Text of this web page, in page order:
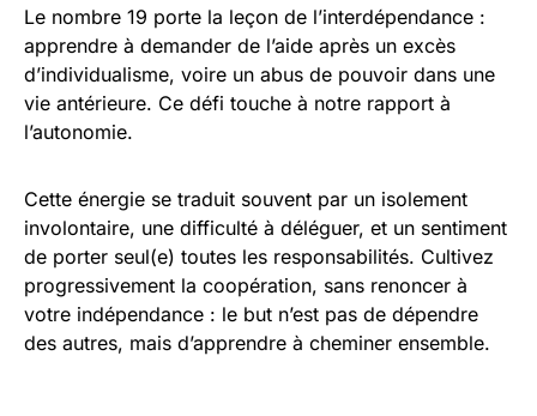
Le nombre 19 porte la leçon de l’interdépendance :
apprendre à demander de l’aide après un excès
d’individualisme, voire un abus de pouvoir dans une
vie antérieure. Ce défi touche à notre rapport à
l’autonomie.
Cette énergie se traduit souvent par un isolement
involontaire, une difficulté à déléguer, et un sentiment
de porter seul(e) toutes les responsabilités. Cultivez
progressivement la coopération, sans renoncer à
votre indépendance : le but n’est pas de dépendre
des autres, mais d’apprendre à cheminer ensemble.